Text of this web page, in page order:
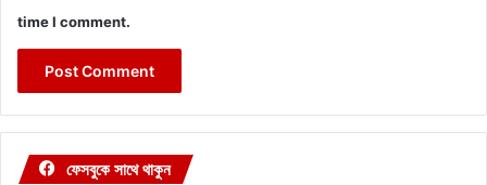
time I comment.
ফেসবুকে সাথে থাকুন